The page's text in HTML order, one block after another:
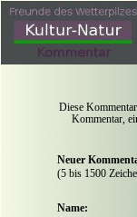
Diese
Kommentar,
Neuer
(5 bis 1500
Name: